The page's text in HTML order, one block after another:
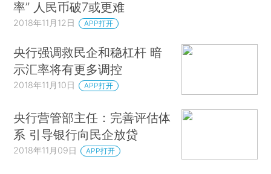
率” 人民币破7或更难
2018年11月12日 APP打开
央行强调救民企和稳杠杆 暗
示汇率将有更多调控
2018年11月10日 APP打开
央行营管部主任：完善评估体
系 引导银行向民企放贷
2018年11月09日 APP打开